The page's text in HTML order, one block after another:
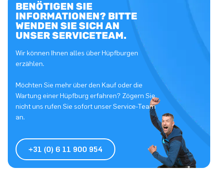
BENÖTIGEN SIE
INFORMATIONEN? BITTE
WENDEN SIE SICH AN
UNSER SERVICETEAM.
Wir können Ihnen alles über Hüpfburgen
erzählen.
Möchten Sie mehr über den Kauf oder die
Wartung einer Hüpfburg erfahren? Zögern Sie
nicht uns rufen Sie sofort unser Service-Team
an.
+31 (0) 6 11 900 954